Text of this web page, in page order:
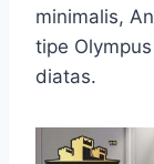
minimalis,
tipe
diatas.